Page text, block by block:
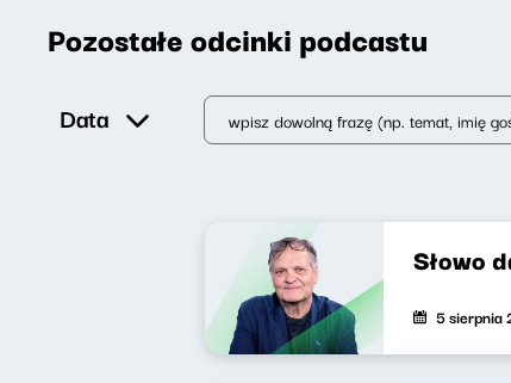
Pozostałe odcinki podcastu
Data
Słowo
5 sierpnia